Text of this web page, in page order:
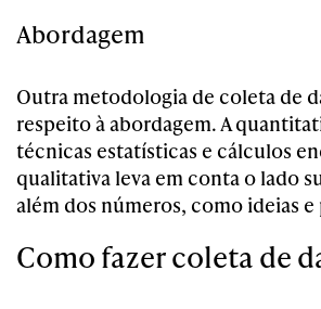
Abordagem
Outra metodologia de coleta de
respeito à abordagem. A
técnicas estatísticas e cálculos
qualitativa leva em conta o lado
além dos números, como ideias
Como fazer coleta de